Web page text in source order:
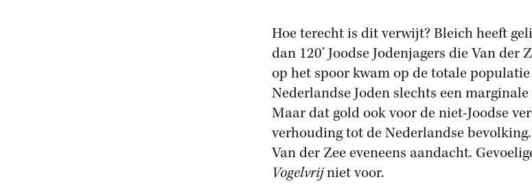
Hoe terecht is dit verwijt? Bleich heeft
dan 120’ Joodse Jodenjagers die Van der
op het spoor kwam op de totale
Nederlandse Joden slechts een
Maar dat gold ook voor de niet-Joodse
verhouding tot de Nederlandse
Van der Zee eveneens aandacht.
Vogelvrijniet voor.